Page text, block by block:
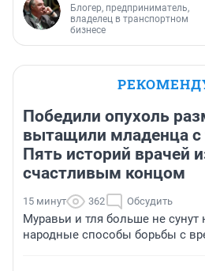
Блогер, предприниматель,
владелец в транспортном
бизнесе
Победили опухоль
вытащили младенца с
Пять историй врачей
счастливым концом
15 минут 362 Обсудить
Муравьи и тля больше не сунут
народные способы борьбы с